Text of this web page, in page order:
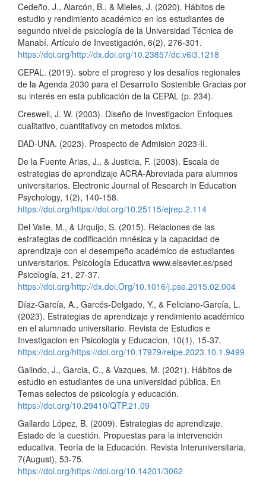
Cedeño, J., Alarcón, B., & Mieles, J. (2020). Hábitos de
estudio y rendimiento académico en los estudiantes de
segundo nivel de psicología de la Universidad Técnica de
Manabí. Artículo de Investigación, 6(2), 276-301.
https://doi.org/http://dx.doi.org/10.23857/dc.v6i3.1218
CEPAL. (2019). sobre el progreso y los desafíos regionales
de la Agenda 2030 para el Desarrollo Sostenible Gracias por
su interés en esta publicación de la CEPAL (p. 234).
Creswell, J. W. (2003). Diseño de Investigacion Enfoques
cualitativo, cuantitativoy cn metodos mixtos.
DAD-UNA. (2023). Prospecto de Admision 2023-II.
De la Fuente Arias, J., & Justicia, F. (2003). Escala de
estrategias de aprendizaje ACRA-Abreviada para alumnos
universitarios. Electronic Journal of Research in Education
Psychology, 1(2), 140-158.
https://doi.org/https://doi.org/10.25115/ejrep.2.114
Del Valle, M., & Urquijo, S. (2015). Relaciones de las
estrategias de codificación mnésica y la capacidad de
aprendizaje con el desempeño académico de estudiantes
universitarios. Psicología Educativa www.elsevier.es/psed
Psicología, 21, 27-37.
https://doi.org/http://dx.doi.Org/10.1016/j.pse.2015.02.004
Díaz-García, A., Garcés-Delgado, Y., & Feliciano-García, L.
(2023). Estrategias de aprendizaje y rendimiento académico
en el alumnado universitario. Revista de Estudios e
Investigacion en Psicologia y Educacion, 10(1), 15-37.
https://doi.org/https://doi.org/10.17979/reipe.2023.10.1.9499
Galindo, J., Garcia, C., & Vazques, M. (2021). Hábitos de
estudio en estudiantes de una universidad pública. En
Temas selectos de psicología y educación.
https://doi.org/10.29410/QTP.21.09
Gallardo López, B. (2009). Estrategias de aprendizaje.
Estado de la cuestión. Propuestas para la intervención
educativa. Teoría de la Educación. Revista Interuniversitaria,
7(August), 53-75.
https://doi.org/https://doi.org/10.14201/3062